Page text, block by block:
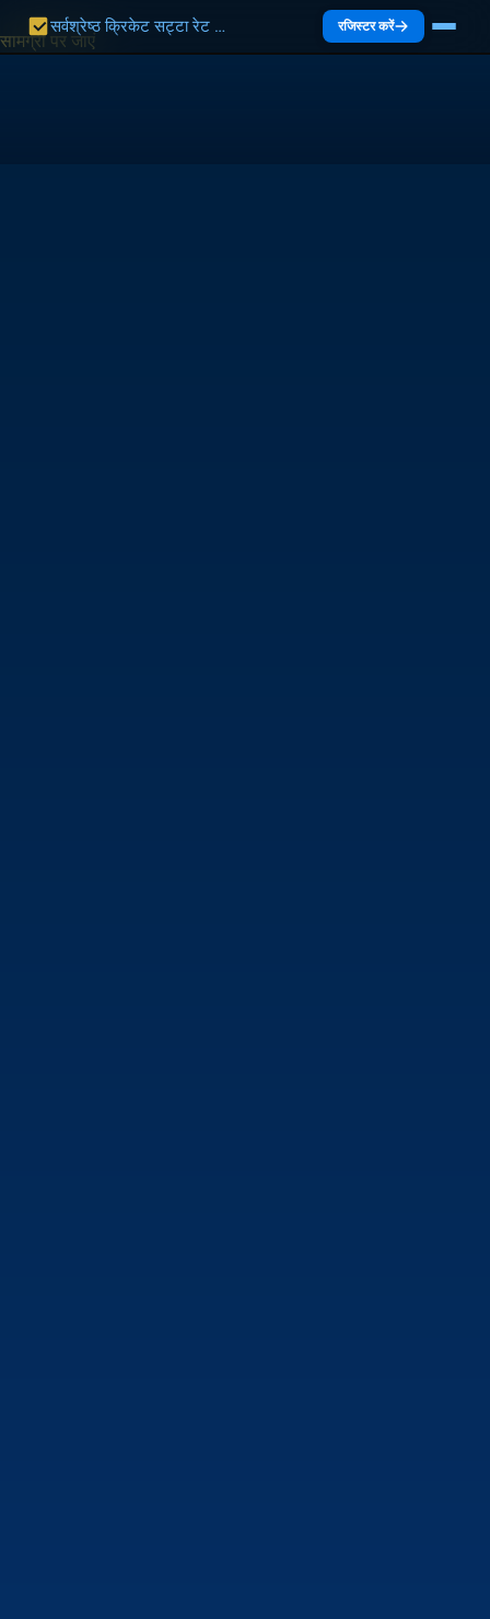
सामग्री पर जाएं
सर्वश्रेष्ठ क्रिकेट सट्टा रेट भारत 2027 | भारत गाइड रजिस्टर करें